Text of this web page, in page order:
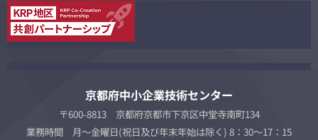
京都府中小企業技術センター
〒600-8813 京都府京都市下京区中堂寺南町134
業務時間 月～金曜日(祝日及び年末年始は除く) 8：30～17：15